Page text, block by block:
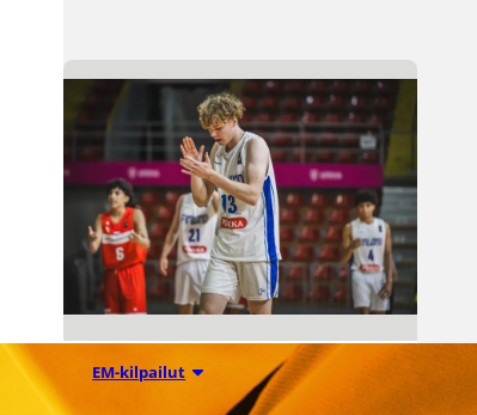
EM-kilpailut 08.08.2026 00:37